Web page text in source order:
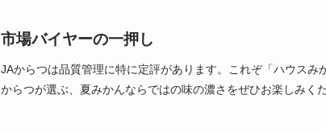
市場バイヤーの一押し
JAからつは品質管理に特に定評があります。これぞ「ハウス
からつが選ぶ、夏みかんならではの味の濃さをぜひお楽しみくだ